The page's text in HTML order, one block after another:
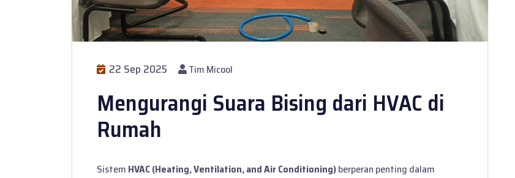
22 Sep 2025 Tim Micool
Mengurangi Suara Bising dari HVAC di
Rumah
Sistem HVAC (Heating, Ventilation, and Air Conditioning)berperan penting dalam